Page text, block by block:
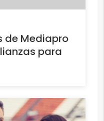
de Mediapro
para